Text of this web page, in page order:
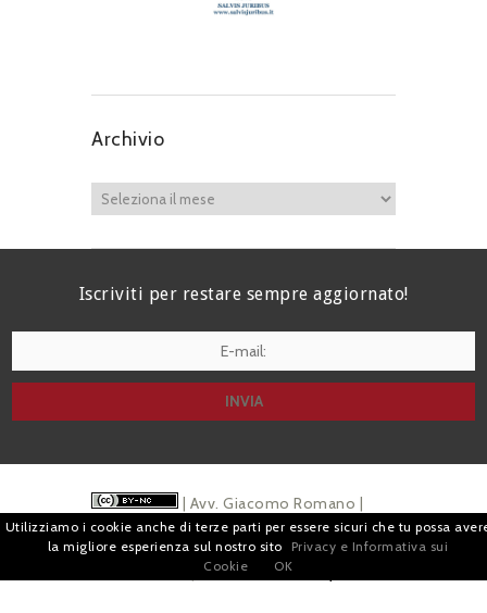
Archivio
Iscriviti per restare sempre aggiornato!
| Avv. Giacomo Romano |
Piazza di Campitelli, 2 - 00186 Roma | P.I.
Pubblicità ePrivacy
Utilizziamo i cookie anche di terze parti per essere sicuri che tu possa
la migliore esperienza sul nostro sito
Privacy e Informativa sui
Cookie
OK